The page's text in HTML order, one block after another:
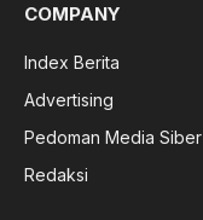
COMPANY
Index Berita
Advertising
Pedoman Media Siber
Redaksi